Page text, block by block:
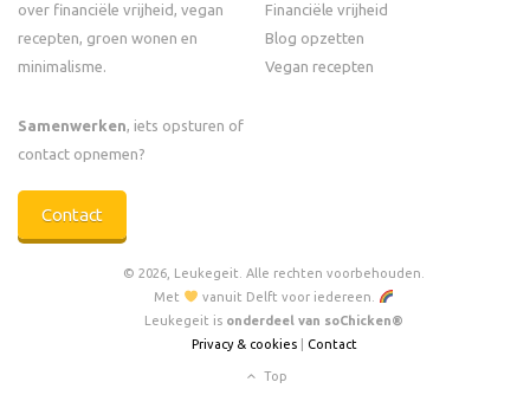
over financiële vrijheid, vegan
recepten, groen wonen en
minimalisme.
Samenwerken, iets opsturen of
contact opnemen?
Contact
Financiële vrijheid
Blog opzetten
Vegan recepten
© 2026, Leukegeit. Alle rechten voorbehouden.
Met
vanuit Delft voor iedereen.
Leukegeit is onderdeel van soChicken®
Privacy & cookies| Contact
Top